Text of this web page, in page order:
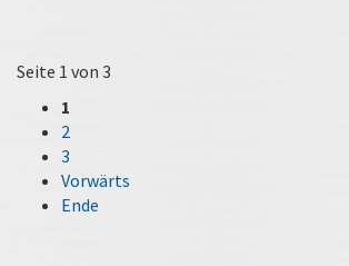
Seite 1 von 3
1
2
3
Vorwärts
Ende